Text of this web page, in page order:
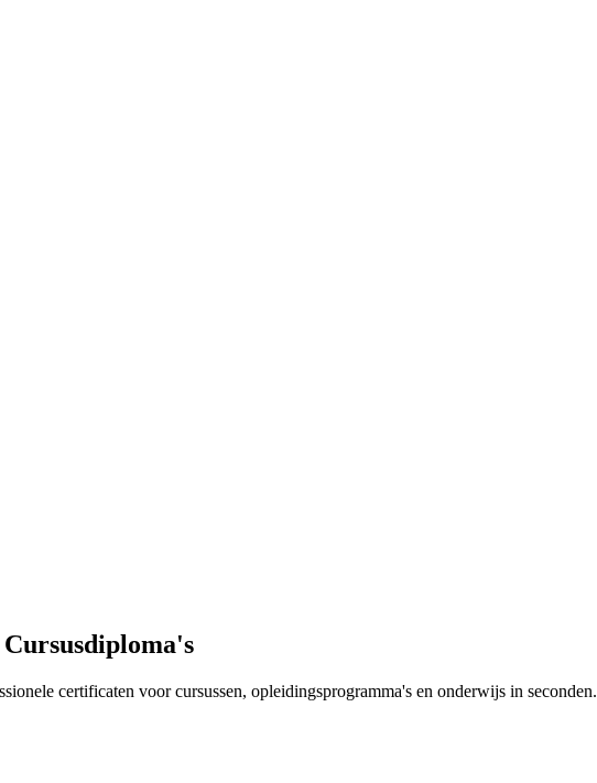
certificaten voor cursussen, opleidingsprogramma's en onderwijs in seconden.